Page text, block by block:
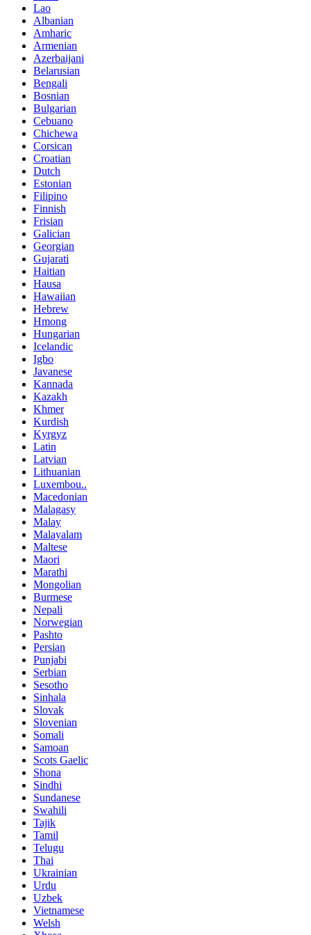
Lao
Albanian
Amharic
Armenian
Azerbaijani
Belarusian
Bengali
Bosnian
Bulgarian
Cebuano
Chichewa
Corsican
Croatian
Dutch
Estonian
Filipino
Finnish
Frisian
Galician
Georgian
Gujarati
Haitian
Hausa
Hawaiian
Hebrew
Hmong
Hungarian
Icelandic
Igbo
Javanese
Kannada
Kazakh
Khmer
Kurdish
Kyrgyz
Latin
Latvian
Lithuanian
Luxembou..
Macedonian
Malagasy
Malay
Malayalam
Maltese
Maori
Marathi
Mongolian
Burmese
Nepali
Norwegian
Pashto
Persian
Punjabi
Serbian
Sesotho
Sinhala
Slovak
Slovenian
Somali
Samoan
Scots Gaelic
Shona
Sindhi
Sundanese
Swahili
Tajik
Tamil
Telugu
Thai
Ukrainian
Urdu
Uzbek
Vietnamese
Welsh